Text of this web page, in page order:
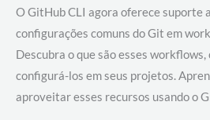
O GitHub CLI agora oferece suporte
configurações comuns do Git em
Descubra o que são esses
configurá-los em seus projetos.
aproveitar esses recursos usando o